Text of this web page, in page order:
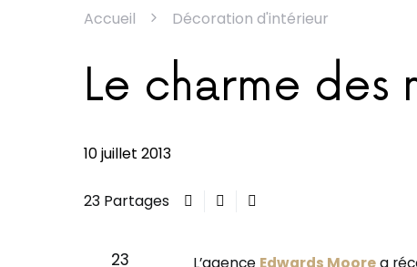
Accueil Décoration d'intérieur
Le charme des
10 juillet 2013
23 Partages
23 L’agence Edwards Moorea